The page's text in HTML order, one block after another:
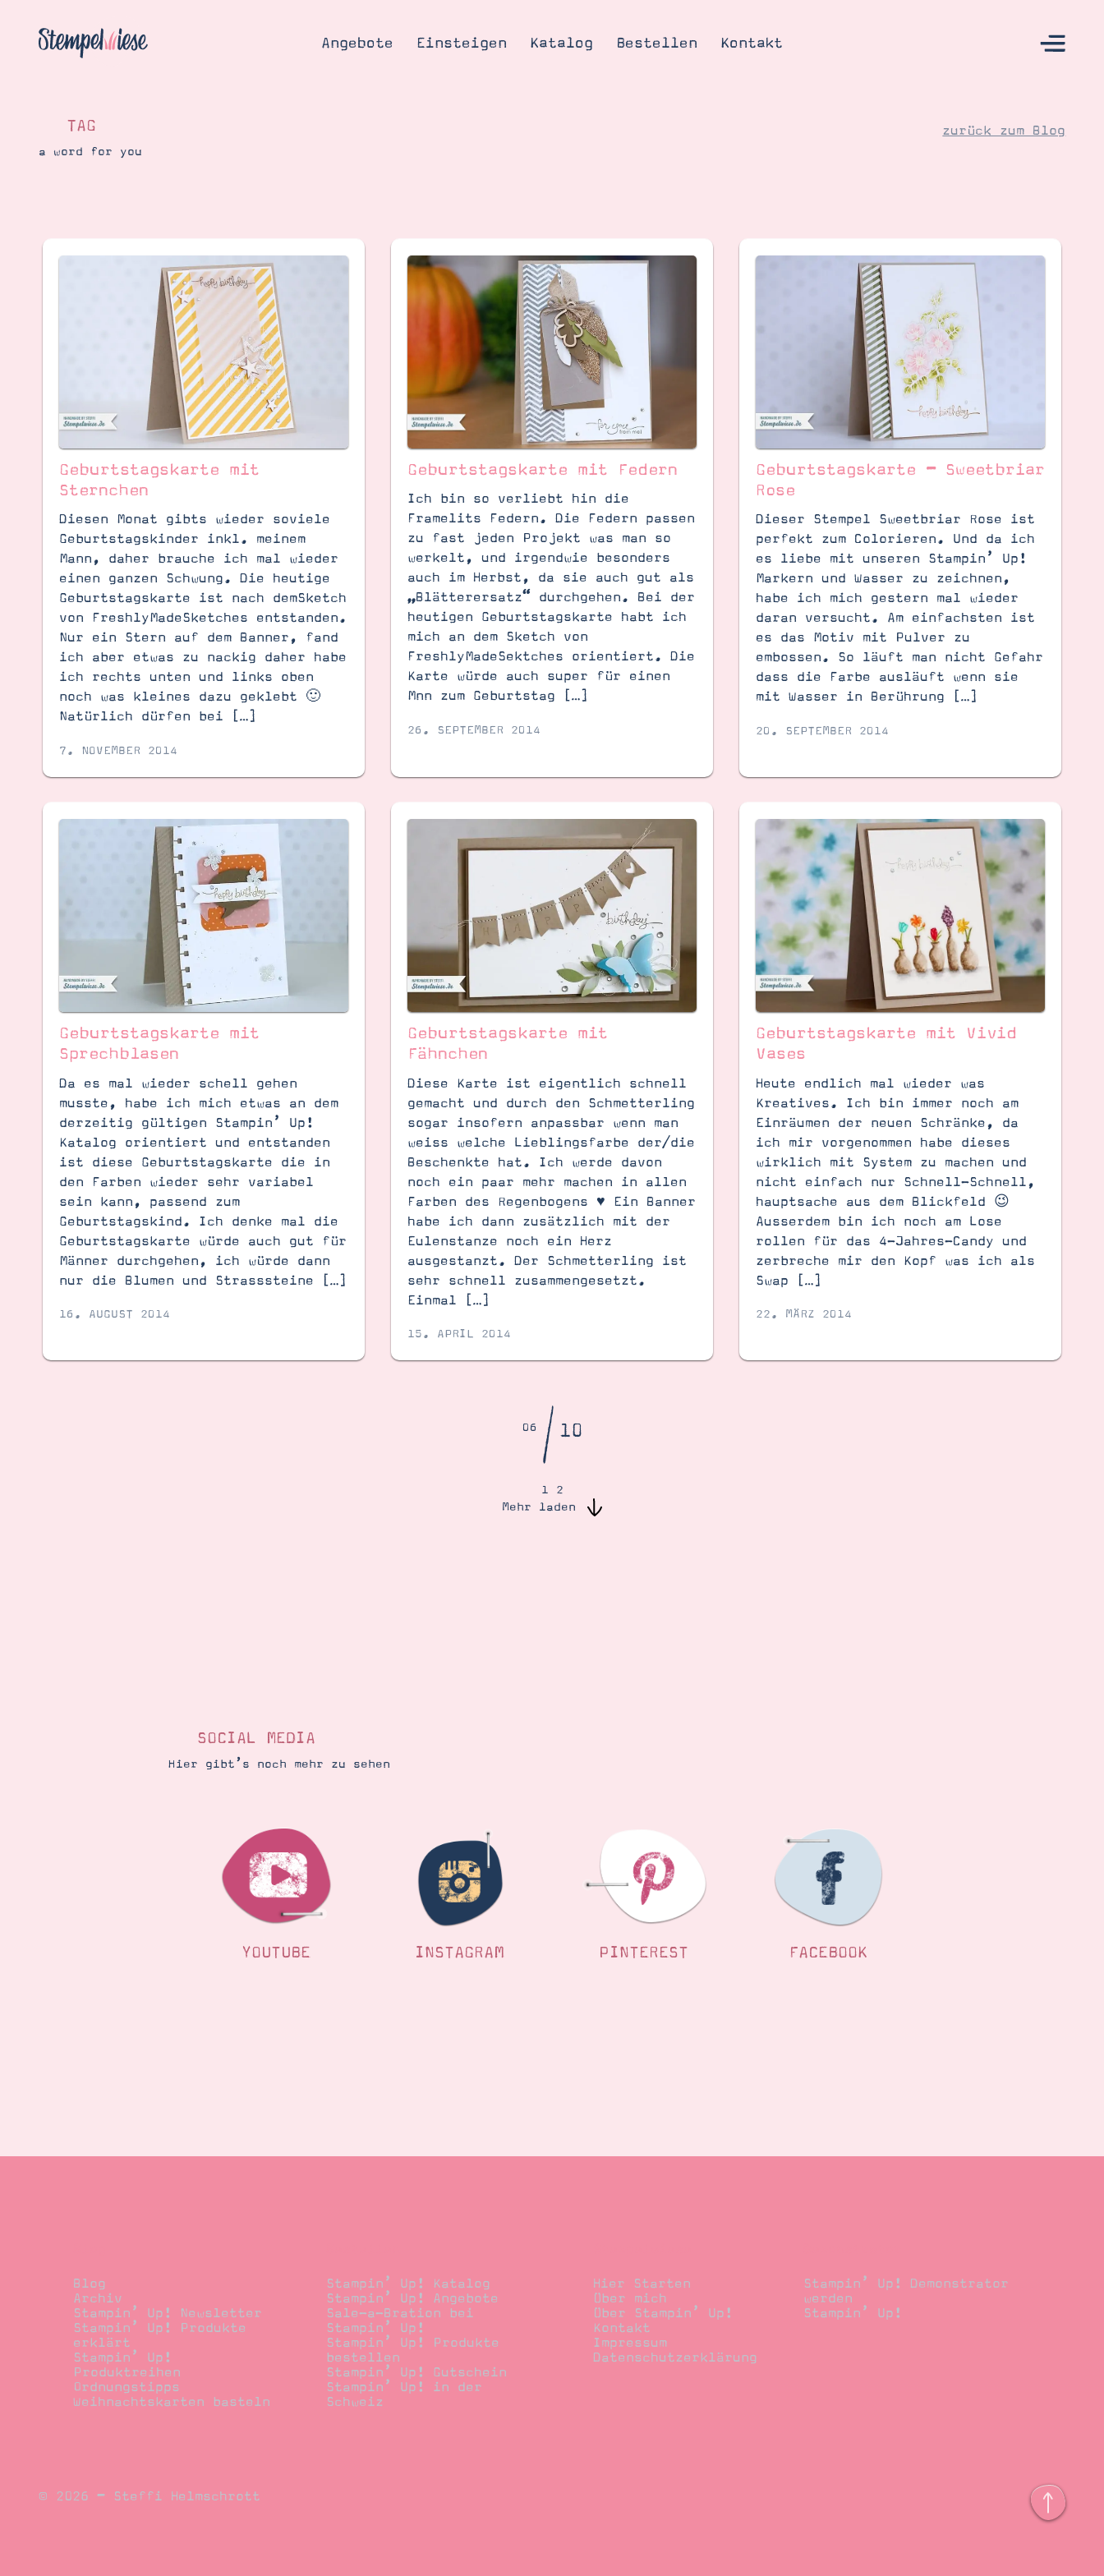
Angebote Einsteigen Katalog Bestellen Kontakt
Katalog
Bestellen
Kontakt
Blog
Produkte erklärt
Suche Impressum Datenschutz
SUCHE
TAG
a word for you
zurück zum Blog
Geburtstagskarte mit
Sternchen
Diesen Monat gibts wieder soviele
Geburtstagskinder inkl. meinem
Mann, daher brauche ich mal wieder
einen ganzen Schwung. Die heutige
Geburtstagskarte ist nach demSketch
von FreshlyMadeSketches entstanden.
Nur ein Stern auf dem Banner, fand
ich aber etwas zu nackig daher habe
ich rechts unten und links oben
noch was kleines dazu geklebt 🙂
Natürlich dürfen bei […]
7. NOVEMBER 2014
Geburtstagskarte mit Federn
Ich bin so verliebt hin die
Framelits Federn. Die Federn passen
zu fast jeden Projekt was man so
werkelt, und irgendwie besonders
auch im Herbst, da sie auch gut als
„Blätterersatz“ durchgehen. Bei der
heutigen Geburtstagskarte habt ich
mich an dem Sketch von
FreshlyMadeSektches orientiert. Die
Karte würde auch super für einen
Mnn zum Geburtstag […]
26. SEPTEMBER 2014
Geburtstagskarte – Sweetbriar
Rose
Dieser Stempel Sweetbriar Rose ist
perfekt zum Colorieren. Und da ich
es liebe mit unseren Stampin’ Up!
Markern und Wasser zu zeichnen,
habe ich mich gestern mal wieder
daran versucht. Am einfachsten ist
es das Motiv mit Pulver zu
embossen. So läuft man nicht Gefahr
dass die Farbe ausläuft wenn sie
mit Wasser in Berührung […]
20. SEPTEMBER 2014
Geburtstagskarte mit
Sprechblasen
Da es mal wieder schell gehen
musste, habe ich mich etwas an dem
derzeitig gültigen Stampin’ Up!
Katalog orientiert und entstanden
ist diese Geburtstagskarte die in
den Farben wieder sehr variabel
sein kann, passend zum
Geburtstagskind. Ich denke mal die
Geburtstagskarte würde auch gut für
Männer durchgehen, ich würde dann
nur die Blumen und Strasssteine […]
16. AUGUST 2014
Geburtstagskarte mit
Fähnchen
Diese Karte ist eigentlich schnell
gemacht und durch den Schmetterling
sogar insofern anpassbar wenn man
weiss welche Lieblingsfarbe der/die
Beschenkte hat. Ich werde davon
noch ein paar mehr machen in allen
Farben des Regenbogens ♥ Ein Banner
habe ich dann zusätzlich mit der
Eulenstanze noch ein Herz
ausgestanzt. Der Schmetterling ist
sehr schnell zusammengesetzt.
Einmal […]
15. APRIL 2014
Geburtstagskarte mit Vivid
Vases
Heute endlich mal wieder was
Kreatives. Ich bin immer noch am
Einräumen der neuen Schränke, da
ich mir vorgenommen habe dieses
wirklich mit System zu machen und
nicht einfach nur Schnell-Schnell,
hauptsache aus dem Blickfeld 😉
Ausserdem bin ich noch am Lose
rollen für das 4-Jahres-Candy und
zerbreche mir den Kopf was ich als
Swap […]
22. MÄRZ 2014
06/10
1
2
Mehr laden
SOCIAL MEDIA
Hier gibt’s noch mehr zu sehen
YOUTUBE INSTAGRAM PINTEREST FACEBOOK
Blog
Archiv
Stampin’ Up! Newsletter
Stampin’ Up! Produkte
erklärt
Stampin’ Up!
Produktreihen
Ordnungstipps
Weihnachtskarten basteln
Stampin’ Up! Katalog
Stampin’ Up! Angebote
Sale-a-Bration bei
Stampin’ Up!
Stampin’ Up! Produkte
bestellen
Stampin’ Up! Gutschein
Stampin’ Up! in der
Schweiz
Hier Starten
Über mich
Über Stampin’ Up!
Kontakt
Impressum
Datenschutzerklärung
Stampin’ Up! Demonstrator
werden
Stampin’ Up!
© 2026 – Steffi Helmschrott